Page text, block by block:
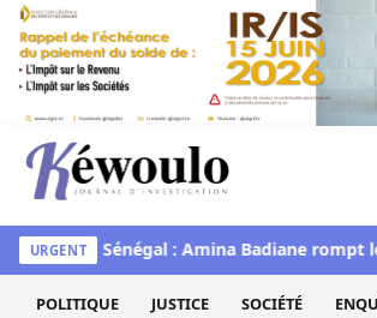
Aller au contenu
Kéwoulo, le premier site
URGENT
Miss Sénégal : Amina Badiane rompt
POLITIQUE JUSTICE SOCIÉTÉ